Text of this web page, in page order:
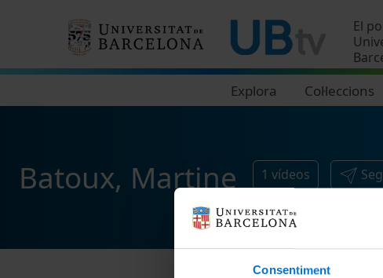
Consentiment
El
Explora Col·leccions
Batoux, Martine 1 vídeos